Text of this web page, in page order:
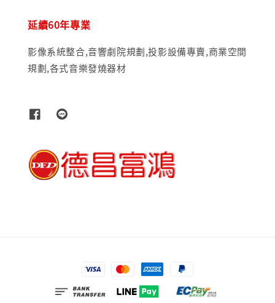
延續60年專業
影像系統整合,音響劇院規劃,投影設備專賣,商業空間
規劃,各式音樂發燒器材